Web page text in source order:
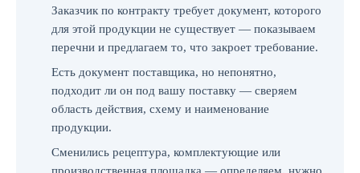
Заказчик по контракту требует документ, которого
для этой продукции не существует — показываем
перечни и предлагаем то, что закроет требование.
Есть документ поставщика, но непонятно,
подходит ли он под вашу поставку — сверяем
область действия, схему и наименование
продукции.
Сменились рецептура, комплектующие или